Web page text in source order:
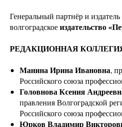
Генеральный партнёр и
волгоградскоеиздательство
РЕДАКЦИОННАЯ
Манина Ирина Ивановна,
Российского союза
Головнова Ксения
правления Волгоградской
Российского союза
Юрков Владимир